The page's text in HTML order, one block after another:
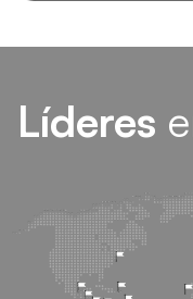
Líderes